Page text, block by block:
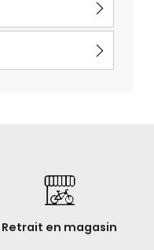
Retrait en magasin